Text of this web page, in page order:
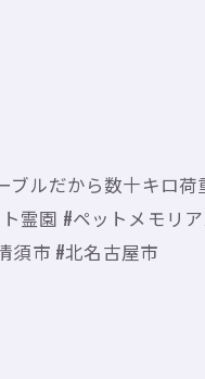
ルだから数十キロ
霊園 #ペットメモリ
須市 #北名古屋市